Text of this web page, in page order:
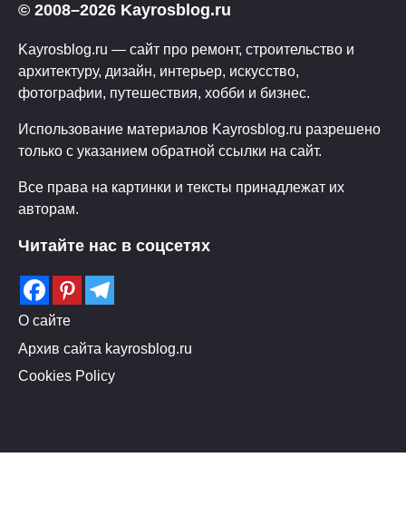
© 2008–2026 Kayrosblog.ru
Kayrosblog.ru — сайт про ремонт, строительство и
архитектуру, дизайн, интерьер, искусство,
фотографии, путешествия, хобби и бизнес.
Использование материалов Kayrosblog.ru разрешено
только с указанием обратной ссылки на сайт.
Все права на картинки и тексты принадлежат их
авторам.
Читайте нас в соцсетях
О сайте
Архив сайта kayrosblog.ru
Cookies Policy